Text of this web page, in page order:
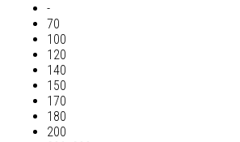
-
70
100
120
140
150
170
180
200